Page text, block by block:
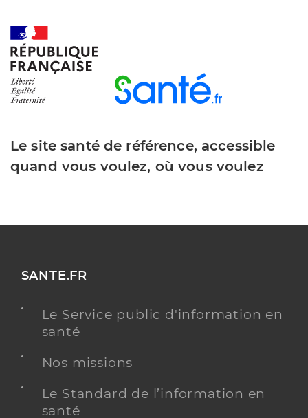
Le site santé de référence, accessible
quand vous voulez, où vous voulez
SANTE.FR
Le Service public d'information en
santé
Nos missions
Le Standard de l’information en
santé